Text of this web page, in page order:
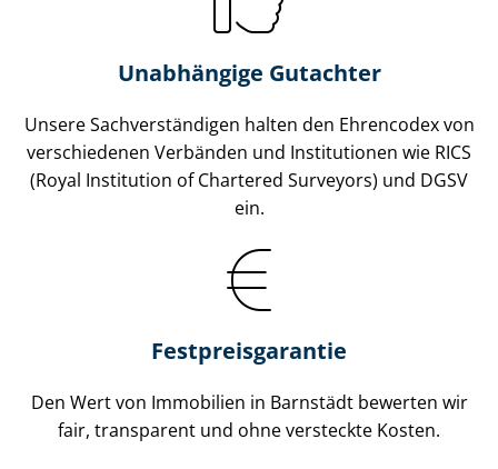
Unabhängige Gutachter
Unsere Sach­ver­stän­di­gen halten den Ehrencodex von
verschiedenen Verbänden und Institutionen wie RICS
(Royal Institution of Chartered Surveyors) und DGSV
ein.
Festpreis​garantie
Den Wert von Immobilien in Barnstädt bewerten wir
fair, transparent und ohne versteckte Kosten.